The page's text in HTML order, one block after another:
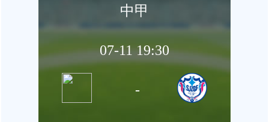
中甲
07-11 19:30
-